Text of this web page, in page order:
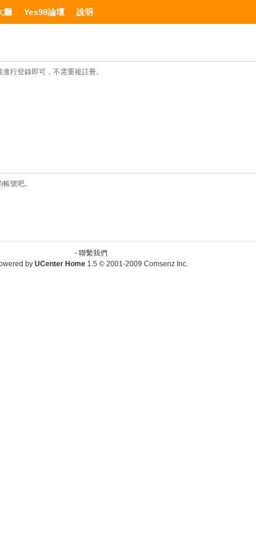
廳 Yes98論壇 說明
行登錄即可，不需重複註冊。
號吧。
- 聯繫我們
by UCenter Home 1.5 © 2001-2009 Comsenz Inc.